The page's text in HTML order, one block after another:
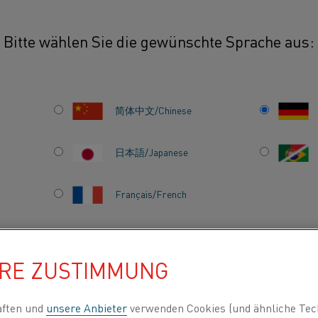
Bitte wählen Sie die gewünschte Sprache aus:
简体中文/Chinese
日本語/Japanese
Français/French
NACH ÜBER UNS
Kanthal hat eine
gegründet wurde.
wo Kanthal AB
ZUSTIMMUNG
und unsere Anbieterverwenden Cookies (und ähnliche